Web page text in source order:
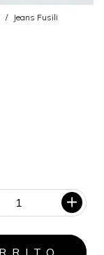
/ Jeans Fusili